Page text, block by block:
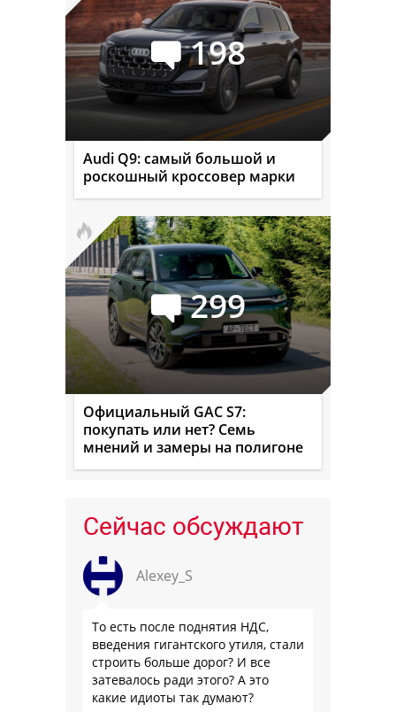
198
Audi Q9: самый большой и
роскошный кроссовер марки
299
Официальный GAC S7:
покупать или нет? Семь
мнений и замеры на полигоне
Сейчас обсуждают
Alexey_S
То есть после поднятия НДС,
введения гигантского утиля, стали
строить больше дорог? И все
затевалось ради этого? А это
какие идиоты так думают?